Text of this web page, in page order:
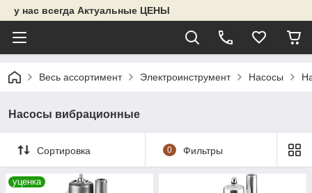
у нас всегда Актуальные ЦЕНЫ
Весь ассортимент Электроинструмент Насосы
Насосы вибрационные
Сортировка 0 Фильтры
уценка